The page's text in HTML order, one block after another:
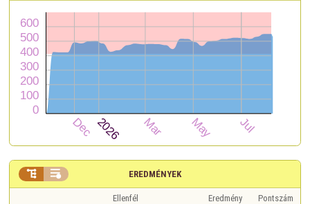
EREDMÉNYEK
 
Ellenfél Eredmény
Pontszám